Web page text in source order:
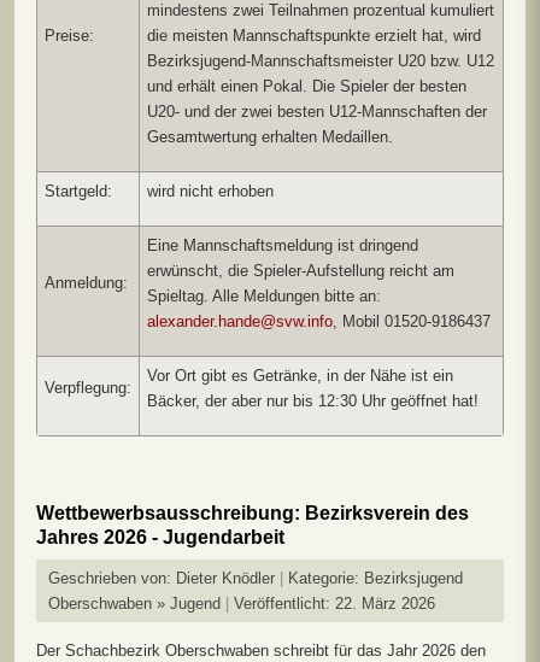
Preise:
mindestens zwei Teilnahmen prozentual kumuliert
die meisten Mannschaftspunkte erzielt hat, wird
Bezirksjugend-Mannschaftsmeister U20 bzw. U12
und erhält einen Pokal. Die Spieler der besten
U20- und der zwei besten U12-Mannschaften der
Gesamtwertung erhalten Medaillen.
Startgeld: wird nicht erhoben
Anmeldung:
Eine Mannschaftsmeldung ist dringend
erwünscht, die Spieler-Aufstellung reicht am
Spieltag. Alle Meldungen bitte an:
alexander.hande@svw.info, Mobil 01520-9186437
Verpflegung:
Vor Ort gibt es Getränke, in der Nähe ist ein
Bäcker, der aber nur bis 12:30 Uhr geöffnet hat!
Wettbewerbsausschreibung: Bezirksverein des
Jahres 2026 - Jugendarbeit
Geschrieben von: Dieter Knödler Kategorie: Bezirksjugend
Oberschwaben » Jugend
Veröffentlicht: 22. März 2026
Der Schachbezirk Oberschwaben schreibt für das Jahr 2026 den